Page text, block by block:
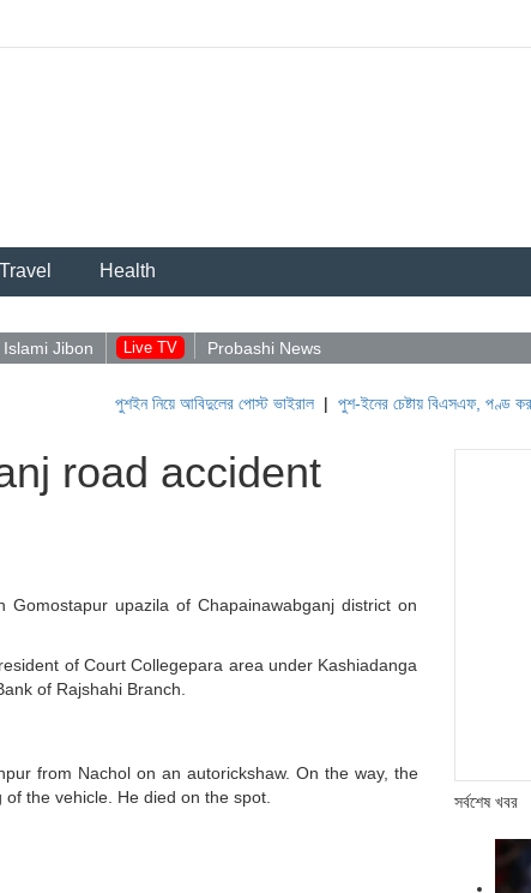
Travel Health
Islami Jibon Live TV Probashi News
পুশইন নিয়ে আবিদুলের পোস্ট ভাইরাল| পুশ-ইনের চেষ্টায় বিএসএফ, পণ্ড করছে বিজিবি
road accident
upazila of Chapainawabganj district on
of Court Collegepara area under Kashiadanga
of Rajshahi Branch.
from Nachol on an autorickshaw. On the way, the
the vehicle. He died on the spot.
সর্বশেষ খবর